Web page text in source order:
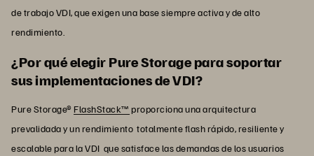
de trabajo VDI, que exigen una base siempre activa y de alto
rendimiento.
¿Por qué elegir Pure Storage para soportar
sus implementaciones de VDI?
Pure Storage® FlashStack™ proporciona una arquitectura
prevalidada y un rendimiento totalmente flash rápido, resiliente y
escalable para la VDI que satisface las demandas de los usuarios